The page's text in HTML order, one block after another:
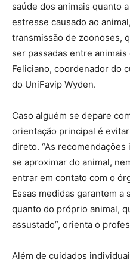
saúde dos animais quanto
estresse causado ao
transmissão de zoonoses,
ser passadas entre
Feliciano, coordenador do
do UniFavip Wyden.
Caso alguém se depare
orientação principal é
direto. “As recomendações
se aproximar do animal,
entrar em contato com o
Essas medidas garantem a
quanto do próprio animal,
assustado”, orienta o
Além de cuidados